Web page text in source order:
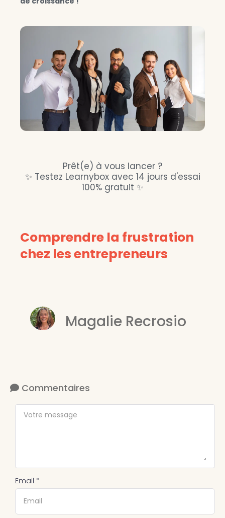
Prêt(e) à vous lancer ?
✨ Testez Learnybox avec 14 jours d'essai
100% gratuit ✨
Comprendre la frustration
chez les entrepreneurs
Magalie Recrosio
Commentaires
Email *